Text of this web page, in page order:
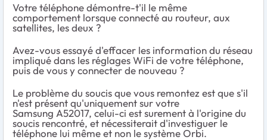
Votre téléphone démontre-t'il le même
comportement lorsque connecté au routeur, aux
satellites, les deux ?
Avez-vous essayé d'effacer les information du réseau
impliqué dans les réglages WiFi de votre téléphone,
puis de vous y connecter de nouveau ?
Le problème du soucis que vous remontez est que s'il
n'est présent qu'uniquement sur votre
Samsung A52017, celui-ci est surement à l'origine du
soucis rencontré, et nécessiterait d'investiguer le
téléphone lui même et non le système Orbi.